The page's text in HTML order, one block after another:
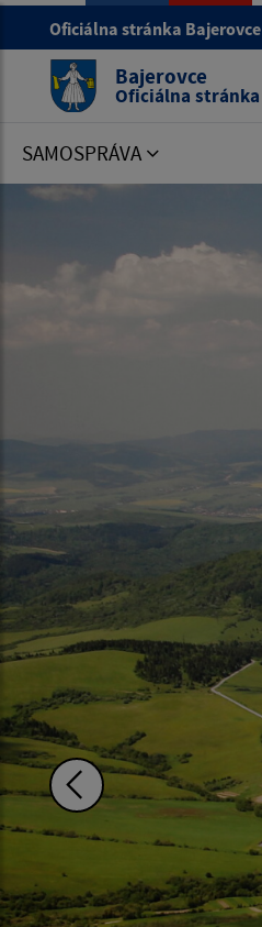
Oficiálna stránka Bajerovce
Bajerovce
Oficiálna stránka
SAMOSPRÁVA